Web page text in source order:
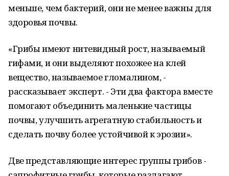
меньше, чем бактерий, они не менее важны для
здоровья почвы.
«Грибы имеют нитевидный рост, называемый
гифами, и они выделяют похожее на клей
вещество, называемое гломалином, -
рассказывает эксперт. - Эти два фактора вместе
помогают объединить маленькие частицы
почвы, улучшить агрегатную стабильность и
сделать почву более устойчивой к эрозии».
Две представляющие интерес группы грибов -